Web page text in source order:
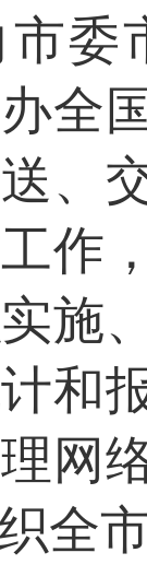
市
全
、
作
施
和
网
全